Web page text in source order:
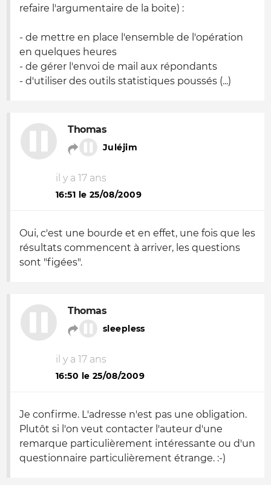
refaire l'argumentaire de la boite) :
- de mettre en place l'ensemble de l'opération
en quelques heures
- de gérer l'envoi de mail aux répondants
- d'utiliser des outils statistiques poussés (...)
Thomas
Juléjim
il y a 17 ans
16:51 le 25/08/2009
Oui, c'est une bourde et en effet, une fois que les
résultats commencent à arriver, les questions
sont "figées".
Thomas
sleepless
il y a 17 ans
16:50 le 25/08/2009
Je confirme. L'adresse n'est pas une obligation.
Plutôt si l'on veut contacter l'auteur d'une
remarque particulièrement intéressante ou d'un
questionnaire particulièrement étrange. :-)